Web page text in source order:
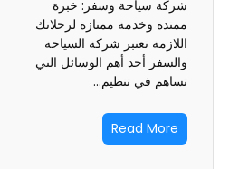
شركة سياحة وسفر: خبرة
ممتدة وخدمة ممتازة لرحلاتك
اللازمة تعتبر شركة السياحة
والسفر أحد أهم الوسائل التي
تساهم في تنظيم…
Read More